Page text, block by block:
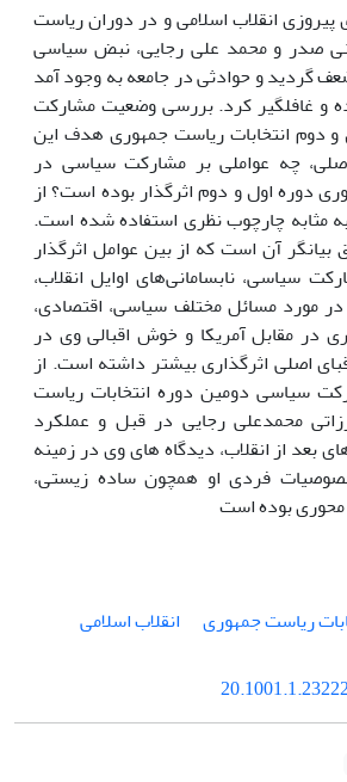
انقلاب اسلامی و در دوران ریاست
صدر و محمد علی رجایی، نبض سیاسی
گردید و حوادثی در جامعه به وجود آمد
و غافلگیر کرد. بررسی وضعیت مشارکت
دوم انتخابات ریاست جمهوری هدف این
چه عواملی بر مشارکت سیاسی در
دوره اول و دوم اثرگذار بوده است؟ از
مثابه چارچوب نظری استفاده شده است.
بیانگر آن است که از بین عوامل اثرگذار
سیاسی، نابسامانی‌های اوایل انقلاب،
مورد مسائل مختلف سیاسی، اقتصادی،
در مقابل آمریکا و خوش اقبالی وی در
اصلی اثرگذاری بیشتر داشته‌ است. از
سیاسی دومین دوره انتخابات ریاست
محمدعلی رجایی در قبل و عملکرد
بعد از انقلاب، دیدگاه های وی در زمینه
فردی او همچون ساده زیستی،
محوری بوده است
ریاست جمهوری
انقلاب اسلامی